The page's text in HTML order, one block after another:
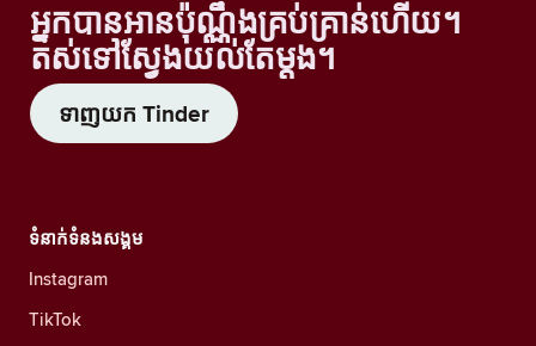
អ្នកបានអានប៉ុណ្ណឹងគ្រប់គ្រាន់ហើយ។
តស់ទៅស្វែងយល់តែម្តង។
ទាញយក Tinder
ទំនាក់ទំនងសង្គម
Instagram
TikTok